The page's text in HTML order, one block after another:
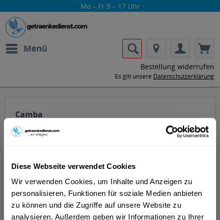
Diese Webseite verwendet Cookies
Wir verwenden Cookies, um Inhalte und Anzeigen zu
personalisieren, Funktionen für soziale Medien anbieten
zu können und die Zugriffe auf unsere Website zu
analysieren. Außerdem geben wir Informationen zu Ihrer
Mo – Fr 9 – 17 Uhr
Menü
Bestellung widerrufen
Es gilt unsere Datenschutzerklärung
Camba
Lass dir die Getränke von Camba nach
Hause oder ins Büro liefern.